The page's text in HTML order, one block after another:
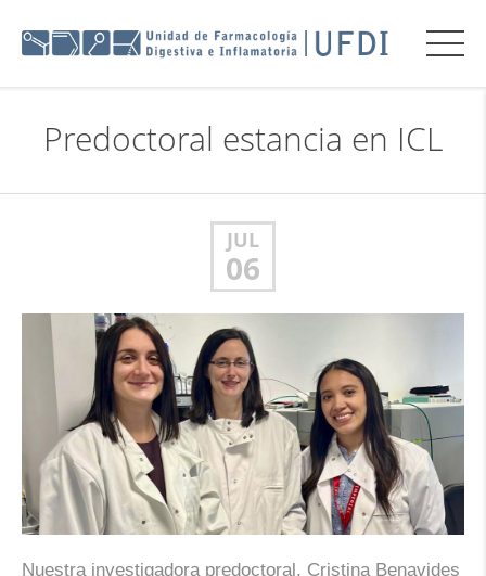
Predoctoral estancia en ICL
JUL
06
Nuestra investigadora predoctoral, Cristina Benavides